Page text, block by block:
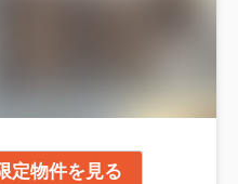
定物件を見る